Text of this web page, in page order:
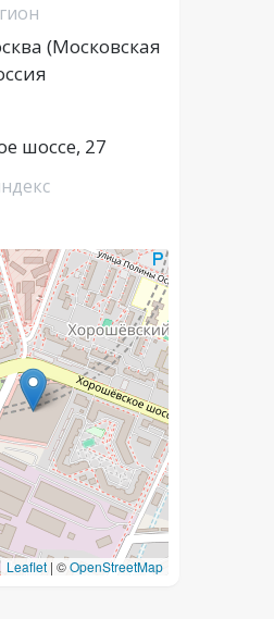
(Московская
шоссе, 27
Leaflet | ©OpenStreetMap